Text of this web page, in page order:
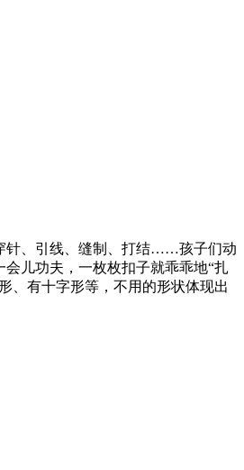
针、引线、缝制、打结……孩子们动
儿功夫，一枚枚扣子就乖乖地“扎
、有十字形等，不用的形状体现出